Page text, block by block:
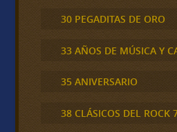
30 PEGADITAS DE ORO
33 AÑOS DE MÚSICA Y
35 ANIVERSARIO
38 CLÁSICOS DEL ROCK